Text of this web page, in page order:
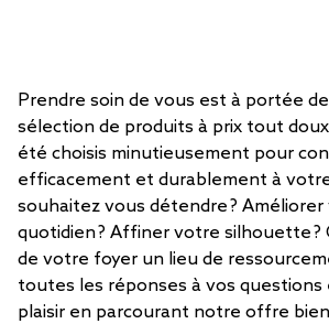
Prendre soin de vous est à portée
sélection de produits à prix tout
été choisis minutieusement pour
efficacement et durablement à
souhaitez vous détendre ?
quotidien ? Affiner votre silhouette ?
de votre foyer un lieu de
toutes les réponses à vos
plaisir en parcourant notre offre